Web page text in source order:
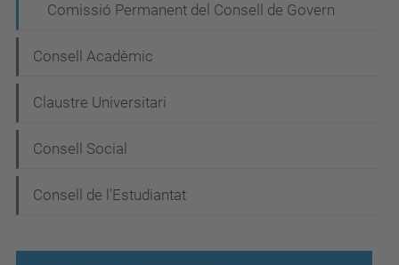
e
a
c
ó
Comissió Permanent del Consell de Govern
Consell Acadèmic
Claustre Universitari
Consell Social
Consell de l'Estudiantat